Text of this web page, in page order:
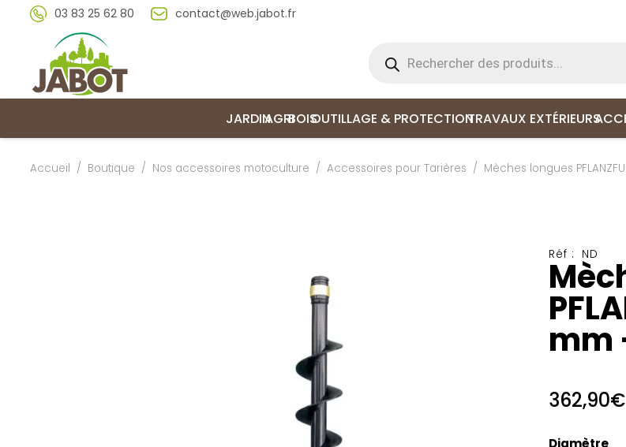
03 83 25 62 80 contact@web.jabot.fr
produits
JARDINAGRIBOISOUTILLAGE & PROTECTIONTRAVAUX EXTÉRIEURS
Accueil / Boutique / Nos accessoires motoculture / Accessoires pour Tarières / Mèches longues
Réf : ND
mm
362,90€
Diamètre